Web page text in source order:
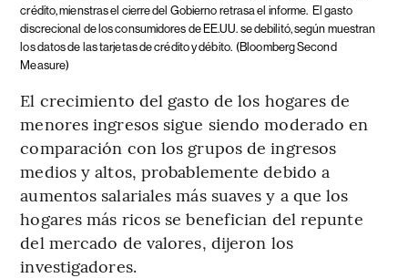
crédito, mienstras el cierre del Gobierno retrasa el informe. El gasto
discrecional de los consumidores de EE.UU. se debilitó, según muestran
los datos de las tarjetas de crédito y débito. (Bloomberg Second
Measure)
El crecimiento del gasto de los hogares de
menores ingresos sigue siendo moderado en
comparación con los grupos de ingresos
medios y altos, probablemente debido a
aumentos salariales más suaves y a que los
hogares más ricos se benefician del repunte
del mercado de valores, dijeron los
investigadores.